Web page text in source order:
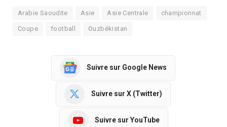
Arabie Saoudite Asie Asie Centrale championnat
Coupe football Ouzbékistan
Suivre sur Google News
Suivre sur X (Twitter)
Suivre sur YouTube